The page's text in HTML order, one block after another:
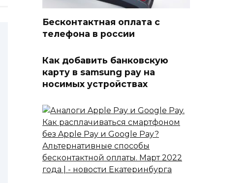
Бесконтактная оплата с
телефона в россии
Как добавить банковскую
карту в samsung pay на
носимых устройствах